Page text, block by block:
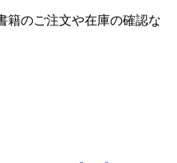
籍のご注文や在庫の確認な